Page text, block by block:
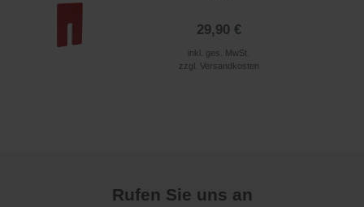
29,90 €
inkl. ges. MwSt.
zzgl. Versandkosten
Rufen Sie uns an